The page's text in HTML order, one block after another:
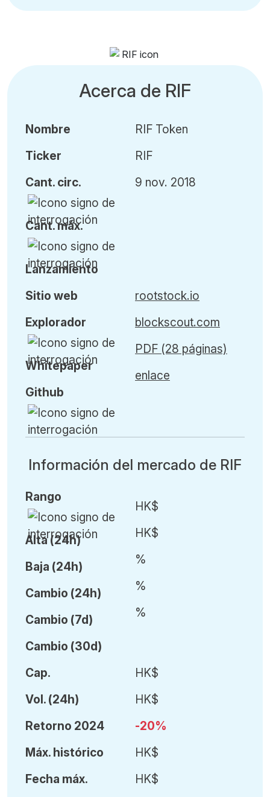
Acerca de RIF
Nombre
Ticker
Cant. circ.
Cant.máx.
Lanzamiento
RIF Token
RIF
9 nov. 2018
Sitio web
Explorador
Whitepaper
Github
rootstock.io
blockscout.com
PDF (28 páginas)
enlace
Información del mercado de RIF
Rango
Alta (24h)
Baja (24h)
Cambio (24h)
Cambio (7d)
Cambio (30d)
HK$
HK$
%
%
%
Cap.
Vol. (24h)
Retorno 2024
Máx. histórico
Fecha máx.
HK$
HK$
-20%
HK$
HK$